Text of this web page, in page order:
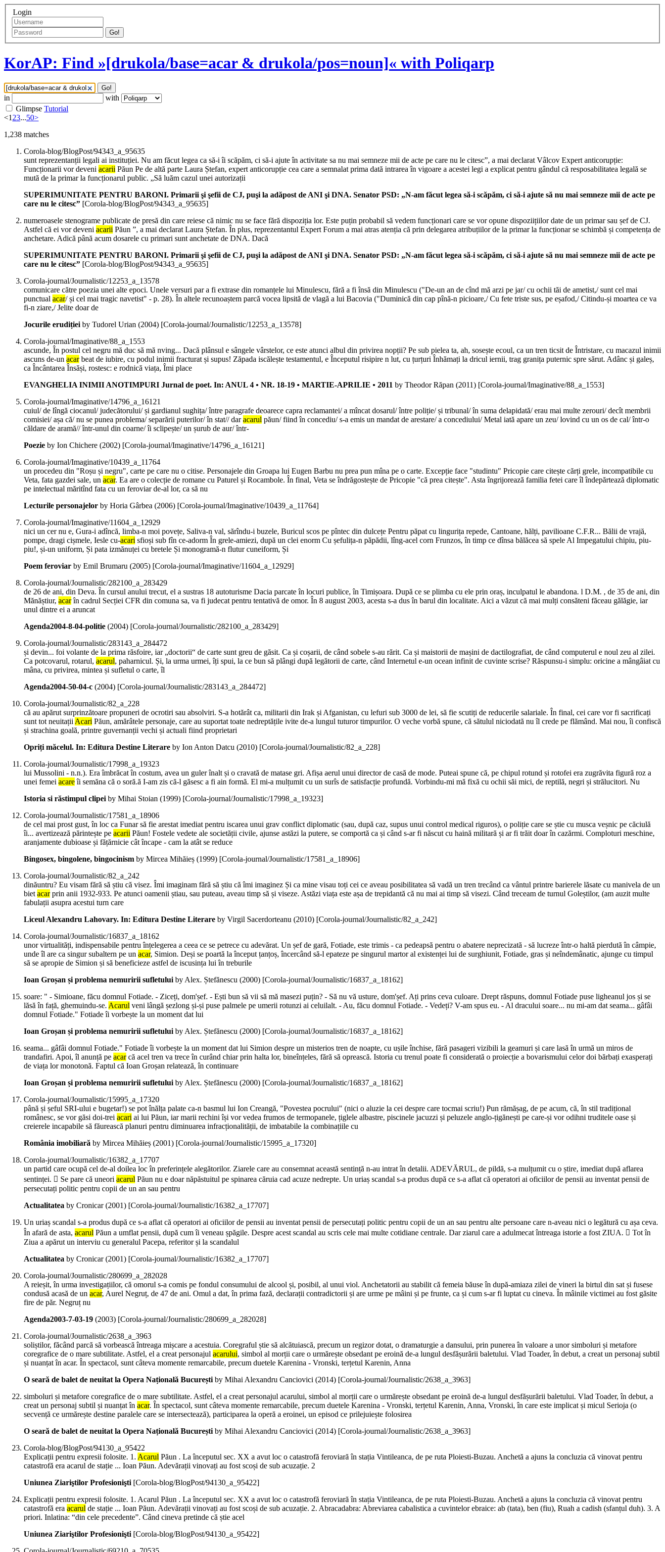
Login
Go!
KorAP: Find »[drukola/base=acar & drukola/pos=noun]« with Poliqarp
Go!
in
with
Glimpse Tutorial
<123...50>
1,238 matches
Corola-blog/BlogPost/94343_a_95635
sunt reprezentanții legali ai instituției. Nu am făcut legea ca să-i îi scăpăm, ci să-i ajute în activitate sa nu mai semneze mii de acte pe care nu le citesc”, a mai declarat Vâlcov Expert anticorupție:
Funcționarii vor deveni acarii Păun Pe de altă parte Laura Ștefan, expert anticorupție cea care a semnalat prima dată intrarea în vigoare a acestei legi a explicat pentru gândul că resposabilitatea legală se
mută de la primar la funcționarul public. „Să luăm cazul unei autorizații
SUPERIMUNITATE PENTRU BARONI. Primarii şi şefii de CJ, puşi la adăpost de ANI şi DNA. Senator PSD: „N-am făcut legea să-i scăpăm, ci să-i ajute să nu mai semneze mii de acte pe
care nu le citesc” [Corola-blog/BlogPost/94343_a_95635]
numeroasele stenograme publicate de presă din care reiese că nimic nu se face fără dispoziția lor. Este puțin probabil să vedem funcționari care se vor opune dispoziițiilor date de un primar sau șef de CJ.
Astfel că ei vor deveni acarii Păun ”, a mai declarat Laura Ștefan. În plus, reprezentantul Expert Forum a mai atras atenția că prin delegarea atribuțiilor de la primar la funcționar se schimbă și competența de
anchetare. Adică până acum dosarele cu primari sunt anchetate de DNA. Dacă
SUPERIMUNITATE PENTRU BARONI. Primarii şi şefii de CJ, puşi la adăpost de ANI şi DNA. Senator PSD: „N-am făcut legea să-i scăpăm, ci să-i ajute să nu mai semneze mii de acte pe
care nu le citesc” [Corola-blog/BlogPost/94343_a_95635]
Corola-journal/Journalistic/12253_a_13578
comunicare către poezia unei alte epoci. Unele versuri par a fi extrase din romanțele lui Minulescu, fără a fi însă din Minulescu ("De-un an de cînd mă arzi pe jar/ cu ochii tăi de ametist,/ sunt cel mai
punctual acar/ și cel mai tragic navetist" - p. 28). În altele recunoaștem parcă vocea lipsită de vlagă a lui Bacovia ("Duminică din cap pînă-n picioare,/ Cu fete triste sus, pe eșafod,/ Citindu-și moartea ce va
fi-n ziare,/ Jelite doar de
Jocurile erudițieiby Tudorel Urian (2004) [Corola-journal/Journalistic/12253_a_13578]
Corola-journal/Imaginative/88_a_1553
ascunde, În postul cel negru mă duc să mă nving... Dacă plânsul e sângele vârstelor, ce este atunci albul din privirea nopții? Pe sub pielea ta, ah, sosește ecoul, ca un tren ticsit de Întristare, cu macazul inimii
ascuns de-un acarbeat de iubire, cu podul inimii fracturat și supus! Zăpada iscălește testamentul, e Începutul risipire n lut, cu țurțuri Înhămați la dricul iernii, trag granița puternic spre sărut. Adânc și galeș,
ca Încântarea Însăși, rostesc: e rodnică viața, Îmi place
EVANGHELIA INIMII ANOTIMPURI Jurnal de poet. In: ANUL 4 • NR. 18-19 • MARTIE-APRILIE • 2011 by Theodor Răpan (2011) [Corola-journal/Imaginative/88_a_1553]
Corola-journal/Imaginative/14796_a_16121
cuiul/ de lîngă ciocanul/ judecătorului/ și gardianul sughița/ între paragrafe deoarece capra reclamantei/ a mîncat dosarul/ între poliție/ și tribunal/ în suma delapidată/ erau mai multe zerouri/ decît membrii
comisiei/ așa că/ nu se punea problema/ separării puterilor/ în stat// daracarul păun/ fiind în concediu/ s-a emis un mandat de arestare/ a concediului/ Metal iată apare un zeu/ lovind cu un os de cal/ într-o
căldare de aramă// într-unul din coarne/ îi sclipește/ un șurub de aur/ într-
Poezie by Ion Chichere (2002) [Corola-journal/Imaginative/14796_a_16121]
Corola-journal/Imaginative/10439_a_11764
un procedeu din "Roșu și negru", carte pe care nu o citise. Personajele din Groapa lui Eugen Barbu nu prea pun mîna pe o carte. Excepție face "studintu" Pricopie care citește cărți grele, incompatibile cu
Veta, fata gazdei sale, un acar. Ea are o colecție de romane cu Paturel și Rocambole. În final, Veta se îndrăgostește de Pricopie "că prea citește". Asta îngrijorează familia fetei care îl îndepărtează diplomatic
pe intelectual măritînd fata cu un feroviar de-al lor, ca să nu
Lecturile personajelor by Horia Gârbea (2006) [Corola-journal/Imaginative/10439_a_11764]
Corola-journal/Imaginative/11604_a_12929
nici un cer nu e, Gura-i adîncă, limba-n moi povețe, Saliva-n val, sărîndu-i buzele, Buricul scos pe pîntec din dulcețe Pentru păpat cu lingurița repede, Cantoane, hălți, pavilioane C.F.R... Bălii de vrajă,
pompe, dragi cișmele, Iesle cu-acari sfioși sub fîn ce-adorm În grele-amiezi, după un clei enorm Cu șefulița-n păpădii, lîng-acel corn Frunzos, în timp ce dînsa bălăcea să spele Al Impegatului chipiu, piu-
piu!, și-un uniform, Și pata izmănuței cu bretele Și monogramă-n flutur cuneiform, Și
Poem feroviar by Emil Brumaru (2005) [Corola-journal/Imaginative/11604_a_12929]
Corola-journal/Journalistic/282100_a_283429
de 26 de ani, din Deva. În cursul anului trecut, el a sustras 18 autoturisme Dacia parcate în locuri publice, în Timișoara. După ce se plimba cu ele prin oraș, inculpatul le abandona. l D.M. , de 35 de ani, din
Mănăștiur, acarîn cadrul Secției CFR din comuna sa, va fi judecat pentru tentativă de omor. În 8 august 2003, acesta s-a dus în barul din localitate. Aici a văzut că mai mulți consăteni făceau gălăgie, iar
unul dintre ei a aruncat
Agenda2004-8-04-politie (2004) [Corola-journal/Journalistic/282100_a_283429]
Corola-journal/Journalistic/283143_a_284472
și devin... foi volante de la prima răsfoire, iar „doctorii“ de carte sunt greu de găsit. Ca și coșarii, de când sobele s-au rărit. Ca și maistorii de mașini de dactilografiat, de când computerul e noul zeu al zilei.
Ca potcovarul, rotarul, acarul, paharnicul. Și, la urma urmei, îți spui, la ce bun să plângi după legătorii de carte, când Internetul e-un ocean infinit de cuvinte scrise? Răspunsu-i simplu: oricine a mângâiat cu
mâna, cu privirea, mintea și sufletul o carte, îl
Agenda2004-50-04-c (2004) [Corola-journal/Journalistic/283143_a_284472]
Corola-journal/Journalistic/82_a_228
că au apărut surprinzătoare propuneri de ocrotiri sau absolviri. S-a hotărât ca, militarii din Irak și Afganistan, cu lefuri sub 3000 de lei, să fie scutiți de reducerile salariale. În final, cei care vor fi sacrificați
sunt tot neuitațiiAcari Păun, amărâtele personaje, care au suportat toate nedreptățile ivite de-a lungul tuturor timpurilor. O veche vorbă spune, că sătulul niciodată nu îl crede pe flămând. Mai nou, îi confiscă
și strachina goală, printre guvernanții vechi și actuali fiind proprietari
Opriți măcelul. In: Editura Destine Literare by Ion Anton Datcu (2010) [Corola-journal/Journalistic/82_a_228]
Corola-journal/Journalistic/17998_a_19323
lui Mussolini - n.n.). Era îmbrăcat în costum, avea un guler înalt și o cravată de matase gri. Afișa aerul unui director de casă de mode. Puteai spune că, pe chipul rotund și rotofei era zugrăvita figură roz a
unei femei acareîi semăna că o soră.ă I-am zis că-l găsesc a fi ain formă. El mi-a mulțumit cu un surîs de satisfacție profundă. Vorbindu-mi mă fixă cu ochii săi mici, de reptilă, negri și strălucitori. Nu
Istoria si răstimpul clipeiby Mihai Stoian (1999) [Corola-journal/Journalistic/17998_a_19323]
Corola-journal/Journalistic/17581_a_18906
de cel mai prost gust, în loc ca Funar să fie arestat imediat pentru iscarea unui grav conflict diplomatic (sau, după caz, supus unui control medical riguros), o poliție care se știe cu musca veșnic pe căciulă
îi... avertizează părintește pe acarii Păun! Fostele vedete ale societății civile, ajunse astăzi la putere, se comportă ca și când s-ar fi născut cu haină militară și ar fi trăit doar în cazărmi. Comploturi meschine,
aranjamente dubioase și fățărnicie cât încape - cam la atât se reduce
Bingosex, bingolene, bingocinism by Mircea Mihăieș (1999) [Corola-journal/Journalistic/17581_a_18906]
Corola-journal/Journalistic/82_a_242
dinăuntru? Eu visam fără să știu că visez. Îmi imaginam fără să știu că îmi imaginez Și ca mine visau toți cei ce aveau posibilitatea să vadă un tren trecând ca vântul printre barierele lăsate cu manivela de un
bietacarprin anii 1932-933. Pe atunci oamenii știau, sau puteau, aveau timp să și viseze. Astăzi viața este așa de trepidantă că nu mai ai timp să visezi. Când treceam de turnul Goleștilor, (am auzit multe
fabulații asupra acestui turn care
Liceul Alexandru Lahovary. In: Editura Destine Literare by Virgil Sacerdorteanu (2010) [Corola-journal/Journalistic/82_a_242]
Corola-journal/Journalistic/16837_a_18162
unor virtualități, indispensabile pentru înțelegerea a ceea ce se petrece cu adevărat. Un șef de gară, Fotiade, este trimis - ca pedeapsă pentru o abatere neprecizată - să lucreze într-o haltă pierdută în câmpie,
unde îl are ca singur subaltern pe un acar, Simion. Deși se poartă la început țanțoș, încercând să-l epateze pe singurul martor al existenței lui de surghiunit, Fotiade, gras și neîndemânatic, ajunge cu timpul
să se apropie de Simion și să beneficieze astfel de iscusința lui în treburile
Ioan Groșan și problema nemuririi sufletuluiby Alex. Ștefănescu (2000) [Corola-journal/Journalistic/16837_a_18162]
soare: " - Simioane, făcu domnul Fotiade. - Ziceți, dom'șef. - Ești bun să vii să mă masezi puțin? - Să nu vă usture, dom'șef. Ați prins ceva culoare. Drept răspuns, domnul Fotiade puse ligheanul jos și se
lăsă în față, ghemuindu-se. Acarul veni lângă șezlong și-și puse palmele pe umerii rotunzi ai celuilalt. - Au, făcu domnul Fotiade. - Vedeți? V-am spus eu. - Al dracului soare... nu mi-am dat seama... gâfâi
domnul Fotiade." Fotiade îi vorbește la un moment dat lui
Ioan Groșan și problema nemuririi sufletuluiby Alex. Ștefănescu (2000) [Corola-journal/Journalistic/16837_a_18162]
seama... gâfâi domnul Fotiade." Fotiade îi vorbește la un moment dat lui Simion despre un misterios tren de noapte, cu ușile închise, fără pasageri vizibili la geamuri și care lasă în urmă un miros de
trandafiri. Apoi, îl anunță pe acarcă acel tren va trece în curând chiar prin halta lor, bineînțeles, fără să oprească. Istoria cu trenul poate fi considerată o proiecție a bovarismului celor doi bărbați exasperați
de viața lor monotonă. Faptul că Ioan Groșan relatează, în continuare
Ioan Groșan și problema nemuririi sufletuluiby Alex. Ștefănescu (2000) [Corola-journal/Journalistic/16837_a_18162]
Corola-journal/Journalistic/15995_a_17320
până și șeful SRI-ului e bugetar!) se pot înălța palate ca-n basmul lui Ion Creangă, "Povestea pocrului" (nici o aluzie la cei despre care tocmai scriu!) Pun rămășag, de pe acum, că, în stil tradițional
românesc, se vor găsi doi-trei acari ai lui Păun, iar marii rechini își vor vedea frumos de termopanele, țiglele albastre, piscinele jacuzzi și peluzele anglo-țigănești pe care-și vor odihni truditele oase și
creierele incapabile să făurească planuri pentru diminuarea infracționalității, de imbatabile la combinațiile cu
România imobiliară by Mircea Mihăieș (2001) [Corola-journal/Journalistic/15995_a_17320]
Corola-journal/Journalistic/16382_a_17707
un partid care ocupă cel de-al doilea loc în preferințele alegătorilor. Ziarele care au consemnat această sentință n-au intrat în detalii. ADEVĂRUL, de pildă, s-a mulțumit cu o știre, imediat după aflarea
sentinței.  Se pare că uneori acarul Păun nu e doar năpăstuitul pe spinarea căruia cad acuze nedrepte. Un uriaș scandal s-a produs după ce s-a aflat că operatori ai oficiilor de pensii au inventat pensii de
persecutați politic pentru copii de un an sau pentru
Actualitatea by Cronicar (2001) [Corola-journal/Journalistic/16382_a_17707]
Un uriaș scandal s-a produs după ce s-a aflat că operatori ai oficiilor de pensii au inventat pensii de persecutați politic pentru copii de un an sau pentru alte persoane care n-aveau nici o legătură cu așa ceva.
În afară de asta, acarul Păun a umflat pensii, după cum îi veneau șpăgile. Despre acest scandal au scris cele mai multe cotidiane centrale. Dar ziarul care a adulmecat întreaga istorie a fost ZIUA.  Tot în
Ziua a apărut un interviu cu generalul Pacepa, referitor și la scandalul
Actualitatea by Cronicar (2001) [Corola-journal/Journalistic/16382_a_17707]
Corola-journal/Journalistic/280699_a_282028
A reieșit, în urma investigațiilor, că omorul s-a comis pe fondul consumului de alcool și, posibil, al unui viol. Anchetatorii au stabilit că femeia băuse în după-amiaza zilei de vineri la birtul din sat și fusese
condusă acasă de un acar, Aurel Negruț, de 47 de ani. Omul a dat, în prima fază, declarații contradictorii și are urme pe mâini și pe frunte, ca și cum s-ar fi luptat cu cineva. În mâinile victimei au fost găsite
fire de păr. Negruț nu
Agenda2003-7-03-19 (2003) [Corola-journal/Journalistic/280699_a_282028]
Corola-journal/Journalistic/2638_a_3963
soliștilor, făcând parcă să vorbească întreaga mișcare a acestuia. Coregraful știe să alcătuiască, precum un regizor dotat, o dramaturgie a dansului, prin punerea în valoare a unor simboluri și metafore
coregrafice de o mare subtilitate. Astfel, el a creat personajul acarului, simbol al morții care o urmărește obsedant pe eroină de-a lungul desfășurării baletului. Vlad Toader, în debut, a creat un personaj subtil
și nuanțat în acar. În spectacol, sunt câteva momente remarcabile, precum duetele Karenina - Vronski, terțetul Karenin, Anna
O seară de balet de neuitat la Opera Națională Bucureștiby Mihai Alexandru Canciovici (2014) [Corola-journal/Journalistic/2638_a_3963]
simboluri și metafore coregrafice de o mare subtilitate. Astfel, el a creat personajul acarului, simbol al morții care o urmărește obsedant pe eroină de-a lungul desfășurării baletului. Vlad Toader, în debut, a
creat un personaj subtil și nuanțat în acar. În spectacol, sunt câteva momente remarcabile, precum duetele Karenina - Vronski, terțetul Karenin, Anna, Vronski, în care este implicat și micul Serioja (o
secvență ce urmărește destine paralele care se intersectează), participarea la operă a eroinei, un episod ce prilejuiește folosirea
O seară de balet de neuitat la Opera Națională Bucureștiby Mihai Alexandru Canciovici (2014) [Corola-journal/Journalistic/2638_a_3963]
Corola-blog/BlogPost/94130_a_95422
Explicații pentru expresii folosite. 1. Acarul Păun . La începutul sec. XX a avut loc o catastrofă feroviară în stația Vintileanca, de pe ruta Ploiesti-Buzau. Anchetă a ajuns la concluzia că vinovat pentru
catastrofă era acarul de stație ... Ioan Păun. Adevărații vinovați au fost scoși de sub acuzație. 2
Uniunea Ziariştilor Profesionişti [Corola-blog/BlogPost/94130_a_95422]
Explicații pentru expresii folosite. 1. Acarul Păun . La începutul sec. XX a avut loc o catastrofă feroviară în stația Vintileanca, de pe ruta Ploiesti-Buzau. Anchetă a ajuns la concluzia că vinovat pentru
catastrofă era acarul de stație ... Ioan Păun. Adevărații vinovați au fost scoși de sub acuzație. 2. Abracadabra: Abreviarea cabalistica a cuvintelor ebraice: ab (tata), ben (fiu), Ruah a cadish (sfanțul duh). 3. A
priori. Inlatina: “din cele precedente”. Când cineva pretinde că știe acel
Uniunea Ziariştilor Profesionişti [Corola-blog/BlogPost/94130_a_95422]